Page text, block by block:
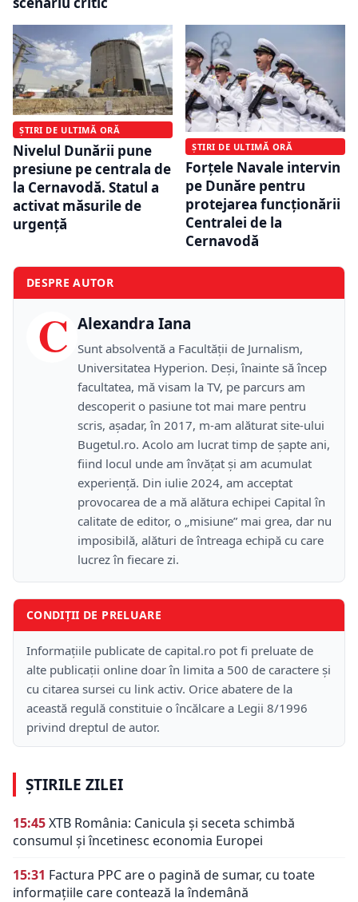
ȘTIRI DE ULTIMĂ ORĂ
Nivelul Dunării pune
presiune pe centrala de
la Cernavodă. Statul a
activat măsurile de
urgență
ȘTIRI DE ULTIMĂ ORĂ
Forțele Navale intervin
pe Dunăre pentru
protejarea funcționării
Centralei de la
Cernavodă
DESPRE AUTOR
C Alexandra Iana
Sunt absolventă a Facultății de Jurnalism,
Universitatea Hyperion. Deși, înainte să încep
facultatea, mă visam la TV, pe parcurs am
descoperit o pasiune tot mai mare pentru
scris, așadar, în 2017, m-am alăturat site-ului
Bugetul.ro. Acolo am lucrat timp de șapte ani,
fiind locul unde am învățat și am acumulat
experiență. Din iulie 2024, am acceptat
provocarea de a mă alătura echipei Capital în
calitate de editor, o „misiune” mai grea, dar nu
imposibilă, alături de întreaga echipă cu care
lucrez în fiecare zi.
CONDIȚII DE PRELUARE
Informațiile publicate de capital.ro pot fi preluate de
alte publicații online doar în limita a 500 de caractere și
cu citarea sursei cu link activ. Orice abatere de la
această regulă constituie o încălcare a Legii 8/1996
privind dreptul de autor.
ȘTIRILE ZILEI
15:45XTB România: Canicula și seceta schimbă
consumul și încetinesc economia Europei
15:31 Factura PPC are o pagină de sumar, cu toate
informațiile care contează la îndemână